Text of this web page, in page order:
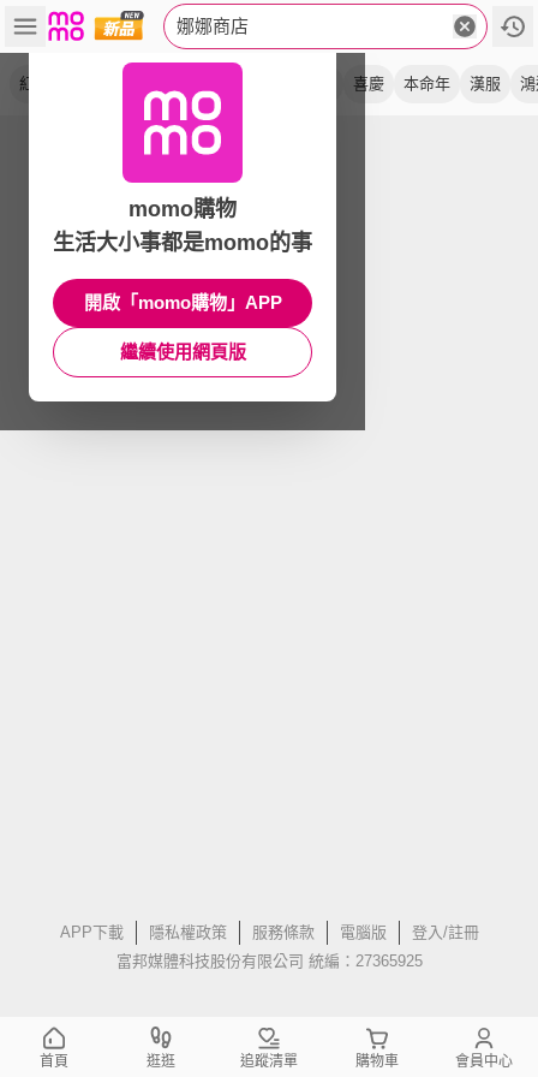
娜娜商店
紅色 喜慶 本命年 漢服
APP下載 隱私權政策 服務條款 電腦版
登入/註冊
富邦媒體科技股份有限公司 統編：27365925
momo購物
生活大小事都是momo的事
開啟「momo購物」APP
繼續使用網頁版
首頁 逛逛 追蹤清單 購物車 會員中心